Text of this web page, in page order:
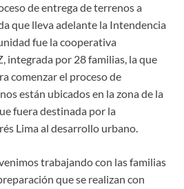
de entrega de terrenos a
que lleva adelante la Intendencia
fue la cooperativa
integrada por 28 familias, la que
comenzar el proceso de
están ubicados en la zona de la
fuera destinada por la
Lima al desarrollo urbano.
trabajando con las familias
que se realizan con